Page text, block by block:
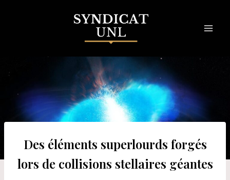
Des éléments superlourds forgés
lors de collisions stellaires géantes